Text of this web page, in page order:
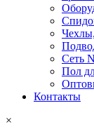
Сеть
Пол
Контакты
×